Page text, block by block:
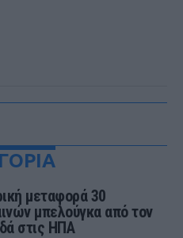
μεταφορά 30
μπελούγκα από τον
στις ΗΠΑ